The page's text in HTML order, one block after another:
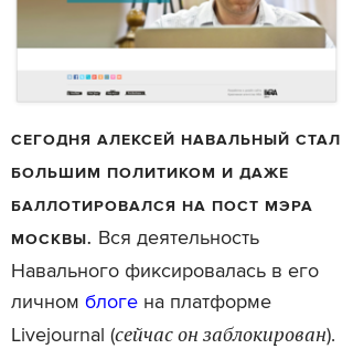
СЕГОДНЯ АЛЕКСЕЙ НАВАЛЬНЫЙ СТАЛ
БОЛЬШИМ ПОЛИТИКОМ И ДАЖЕ
БАЛЛОТИРОВАЛСЯ НА ПОСТ МЭРА
МОСКВЫ. Вся деятельность
Навального фиксировалась в его
личном блоге на платформе
Livejournal (сейчас он заблокирован).